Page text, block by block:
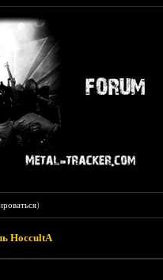
)
HoccultA